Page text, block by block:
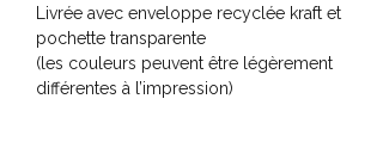
Livrée avec enveloppe recyclée kraft et
pochette transparente
(les couleurs peuvent être légèrement
différentes à l’impression)